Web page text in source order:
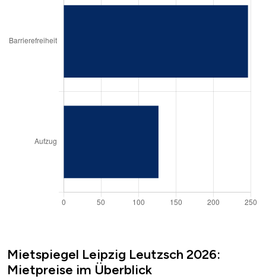
Mietspiegel Leipzig Leutzsch 2026:
Mietpreise im Überblick